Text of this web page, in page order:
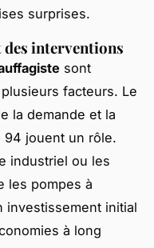
surprises.
interventions
sont
facteurs. Le
la demande et la
94 jouent un rôle.
industriel ou les
les pompes à
investissement initial
à long